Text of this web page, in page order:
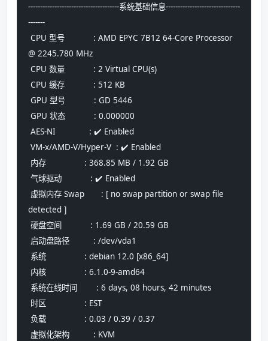
--------------------------------------系统基础信息-------------------------------
-------
@ 2245.780 MHz
CPU 数量            : 2 Virtual CPU(s)
CPU 缓存            : 512 KB
GPU 型号            : GD 5446
GPU 状态            : 0.000000
AES-NI              : ✔️ Enabled
VM-x/AMD-V/Hyper-V  : ✔️ Enabled
内存                : 368.85 MB / 1.92 GB
气球驱动            : ✔️ Enabled
detected ]
硬盘空间            : 1.69 GB / 20.59 GB
启动盘路径          : /dev/vda1
系统                : debian 12.0 [x86_64]
内核                : 6.1.0-9-amd64
系统在线时间        : 6 days, 08 hours, 42 minutes
时区                : EST
负载                : 0.03 / 0.39 / 0.37
虚拟化架构          : KVM